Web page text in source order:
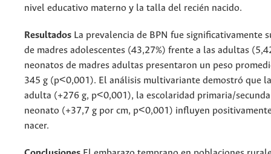
nivel educativo materno y la talla del recién nacido.
Resultados La prevalencia de BPN fue significativamente
de madres adolescentes (43,27%) frente a las adultas
neonatos de madres adultas presentaron un peso
345 g (p<0,001). El análisis multivariante demostró que
adulta (+276 g, p<0,001), la escolaridad primaria/
neonato (+37,7 g por cm, p<0,001) influyen
nacer.